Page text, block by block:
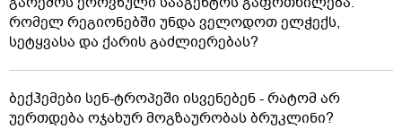
რომელ რეგიონებში უნდა ველოდოთ ელჭექს,
სეტყვასა და ქარის გაძლიერებას?
ბექჰემები სენ-ტროპეში ისვენებენ - რატომ არ
უერთდება ოჯახურ მოგზაურობას ბრუკლინი?